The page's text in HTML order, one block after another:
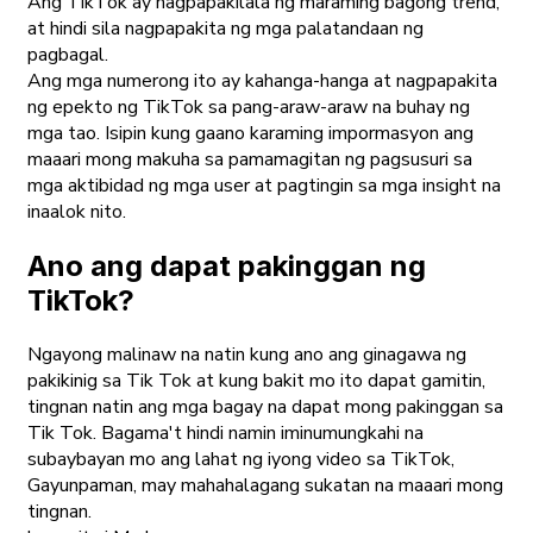
at hindi sila nagpapakita ng mga palatandaan ng
pagbagal.
Ang mga numerong ito ay kahanga-hanga at nagpapakita
ng epekto ng TikTok sa pang-araw-araw na buhay ng
mga tao. Isipin kung gaano karaming impormasyon ang
maaari mong makuha sa pamamagitan ng pagsusuri sa
mga aktibidad ng mga user at pagtingin sa mga insight na
inaalok nito.
Ano ang dapat pakinggan ng
TikTok?
Ngayong malinaw na natin kung ano ang ginagawa ng
pakikinig sa Tik Tok at kung bakit mo ito dapat gamitin,
tingnan natin ang mga bagay na dapat mong pakinggan sa
Tik Tok. Bagama't hindi namin iminumungkahi na
subaybayan mo ang lahat ng iyong video sa TikTok,
Gayunpaman, may mahahalagang sukatan na maaari mong
tingnan.